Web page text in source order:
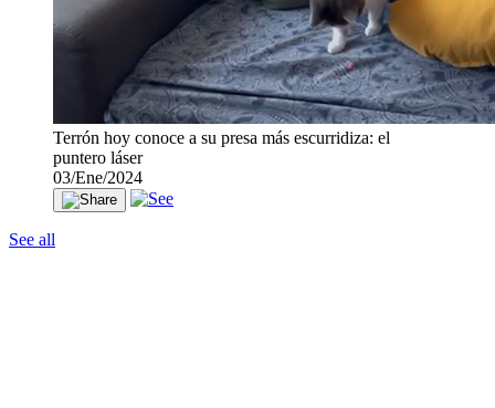
Terrón hoy conoce a su presa más escurridiza: el
puntero láser
03/Ene/2024
See all